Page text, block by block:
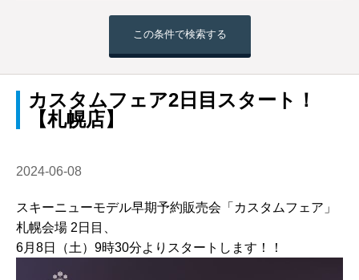
この条件で検索する
カスタムフェア2日目スタート！
【札幌店】
2024-06-08
スキーニューモデル早期予約販売会「カスタムフェア」
札幌会場 2日目、
6月8日（土）9時30分よりスタートします！！